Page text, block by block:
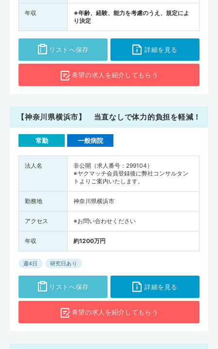
年収
※年齢、経験、能力を考慮のうえ、規定によ
り決定
リストへ保存 詳細を見る
希望の求人を紹介してもらう
【神奈川県横浜市】 当直なしで体力的負担を軽減！
常勤 一般病院
法人名
非公開（求人番号：299104）
※ヤクマッチ会員登録後に弊社コンサルタン
トよりご案内いたします。
勤務地 神奈川県横浜市
アクセス ※お問い合わせください
年収 約1200万円
週4日 研究日あり
リストへ保存 詳細を見る
希望の求人を紹介してもらう